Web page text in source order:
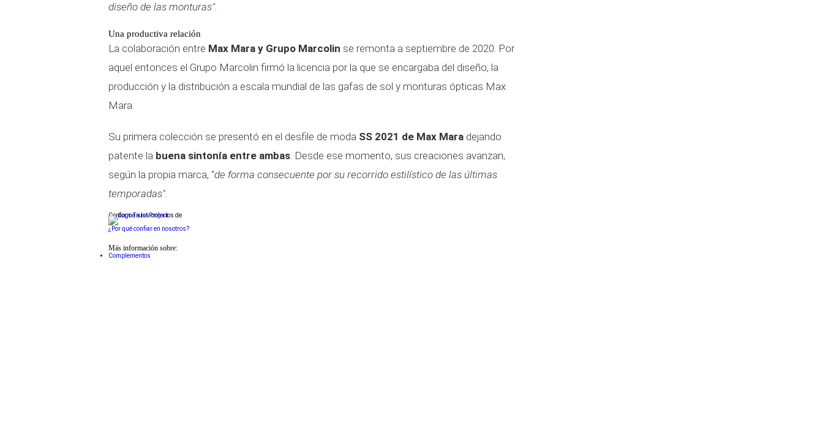
diseño de las monturas".
Una productiva relación
La colaboración entre Max Mara y Grupo Marcolin se remonta a septiembre de 2020. Por
aquel entonces el Grupo Marcolin firmó la licencia por la que se encargaba del diseño, la
producción y la distribución a escala mundial de las gafas de sol y monturas ópticas Max
Mara.
Su primera colección se presentó en el desfile de moda SS 2021 de Max Mara dejando
patente la buena sintonía entre ambas. Desde ese momento, sus creaciones avanzan,
según la propia marca, "de forma consecuente por su recorrido estilístico de las últimas
temporadas".
Conforme a los criterios de
¿Por qué confiar en nosotros?
Más información sobre:
Complementos